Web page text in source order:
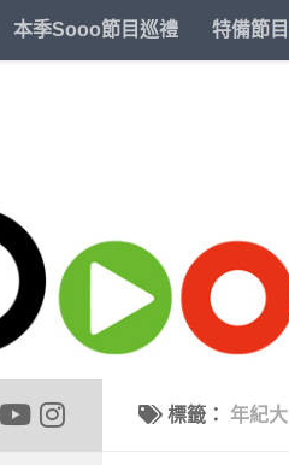
本季Sooo節目巡禮 特備節目
標籤： 年紀大